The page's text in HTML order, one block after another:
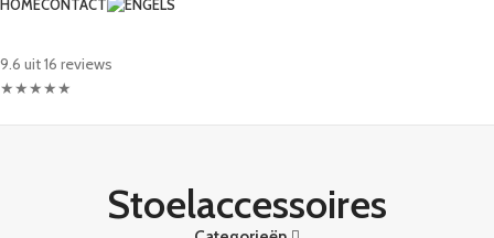
HOMECONTACT
9.6 uit 16 reviews
★★★★★
Stoelaccessoires